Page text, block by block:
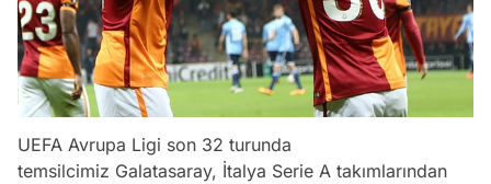
UEFA Avrupa Ligi son 32 turunda
temsilcimiz Galatasaray, İtalya Serie A takımlarından